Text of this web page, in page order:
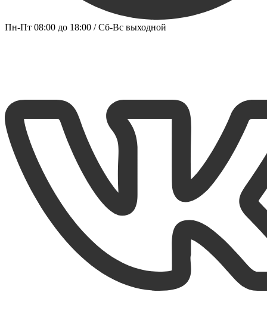
Пн-Пт 08:00 до 18:00 / Сб-Вс выходной